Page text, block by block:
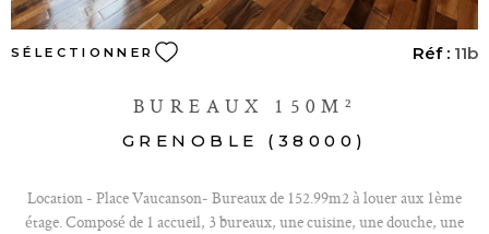
SÉLECTIONNER Réf : 11b
BUREAUX 150M²
GRENOBLE (38000)
Location - Place Vaucanson- Bureaux de 152.99m2 à louer aux 1ème
étage. Composé de 1 accueil, 3 bureaux, une cuisine, une douche, une